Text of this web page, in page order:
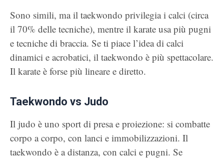
Sono simili, ma il taekwondo privilegia i calci (circa
il 70% delle tecniche), mentre il karate usa più pugni
e tecniche di braccia. Se ti piace l’idea di calci
dinamici e acrobatici, il taekwondo è più spettacolare.
Il karate è forse più lineare e diretto.
Taekwondo vs Judo
Il judo è uno sport di presa e proiezione: si combatte
corpo a corpo, con lanci e immobilizzazioni. Il
taekwondo è a distanza, con calci e pugni. Se